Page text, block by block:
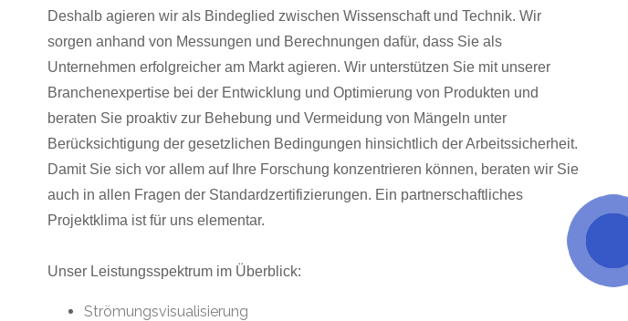
Deshalb agieren wir als Bindeglied zwischen Wissenschaft und Technik. Wir
sorgen anhand von Messungen und Berechnungen dafür, dass Sie als
Unternehmen erfolgreicher am Markt agieren. Wir unterstützen Sie mit unserer
Branchenexpertise bei der Entwicklung und Optimierung von Produkten und
beraten Sie proaktiv zur Behebung und Vermeidung von Mängeln unter
Berücksichtigung der gesetzlichen Bedingungen hinsichtlich der Arbeitssicherheit.
Damit Sie sich vor allem auf Ihre Forschung konzentrieren können, beraten wir Sie
auch in allen Fragen der Standardzertifizierungen. Ein partnerschaftliches
Projektklima ist für uns elementar.
Unser Leistungsspektrum im Überblick:
Strömungsvisualisierung